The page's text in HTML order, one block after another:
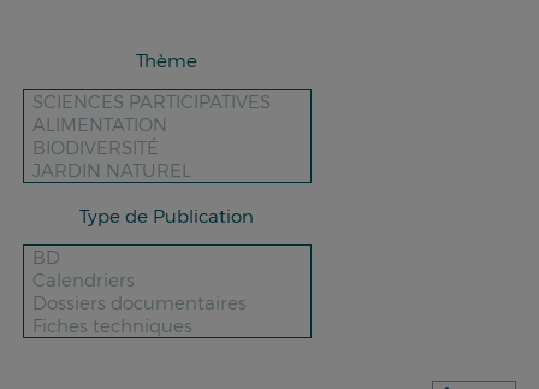
Thème
Type de Publication